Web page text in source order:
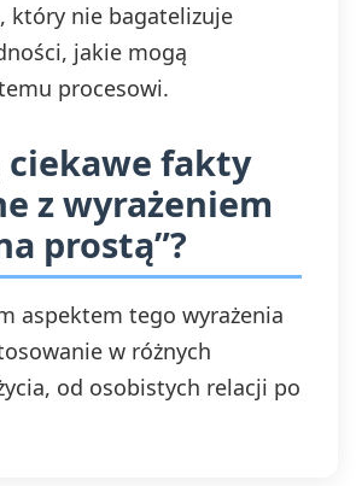
który nie bagatelizuje
jakie mogą
procesowi.
ciekawe fakty
z wyrażeniem
prostą”?
aspektem tego wyrażenia
w różnych
od osobistych relacji po